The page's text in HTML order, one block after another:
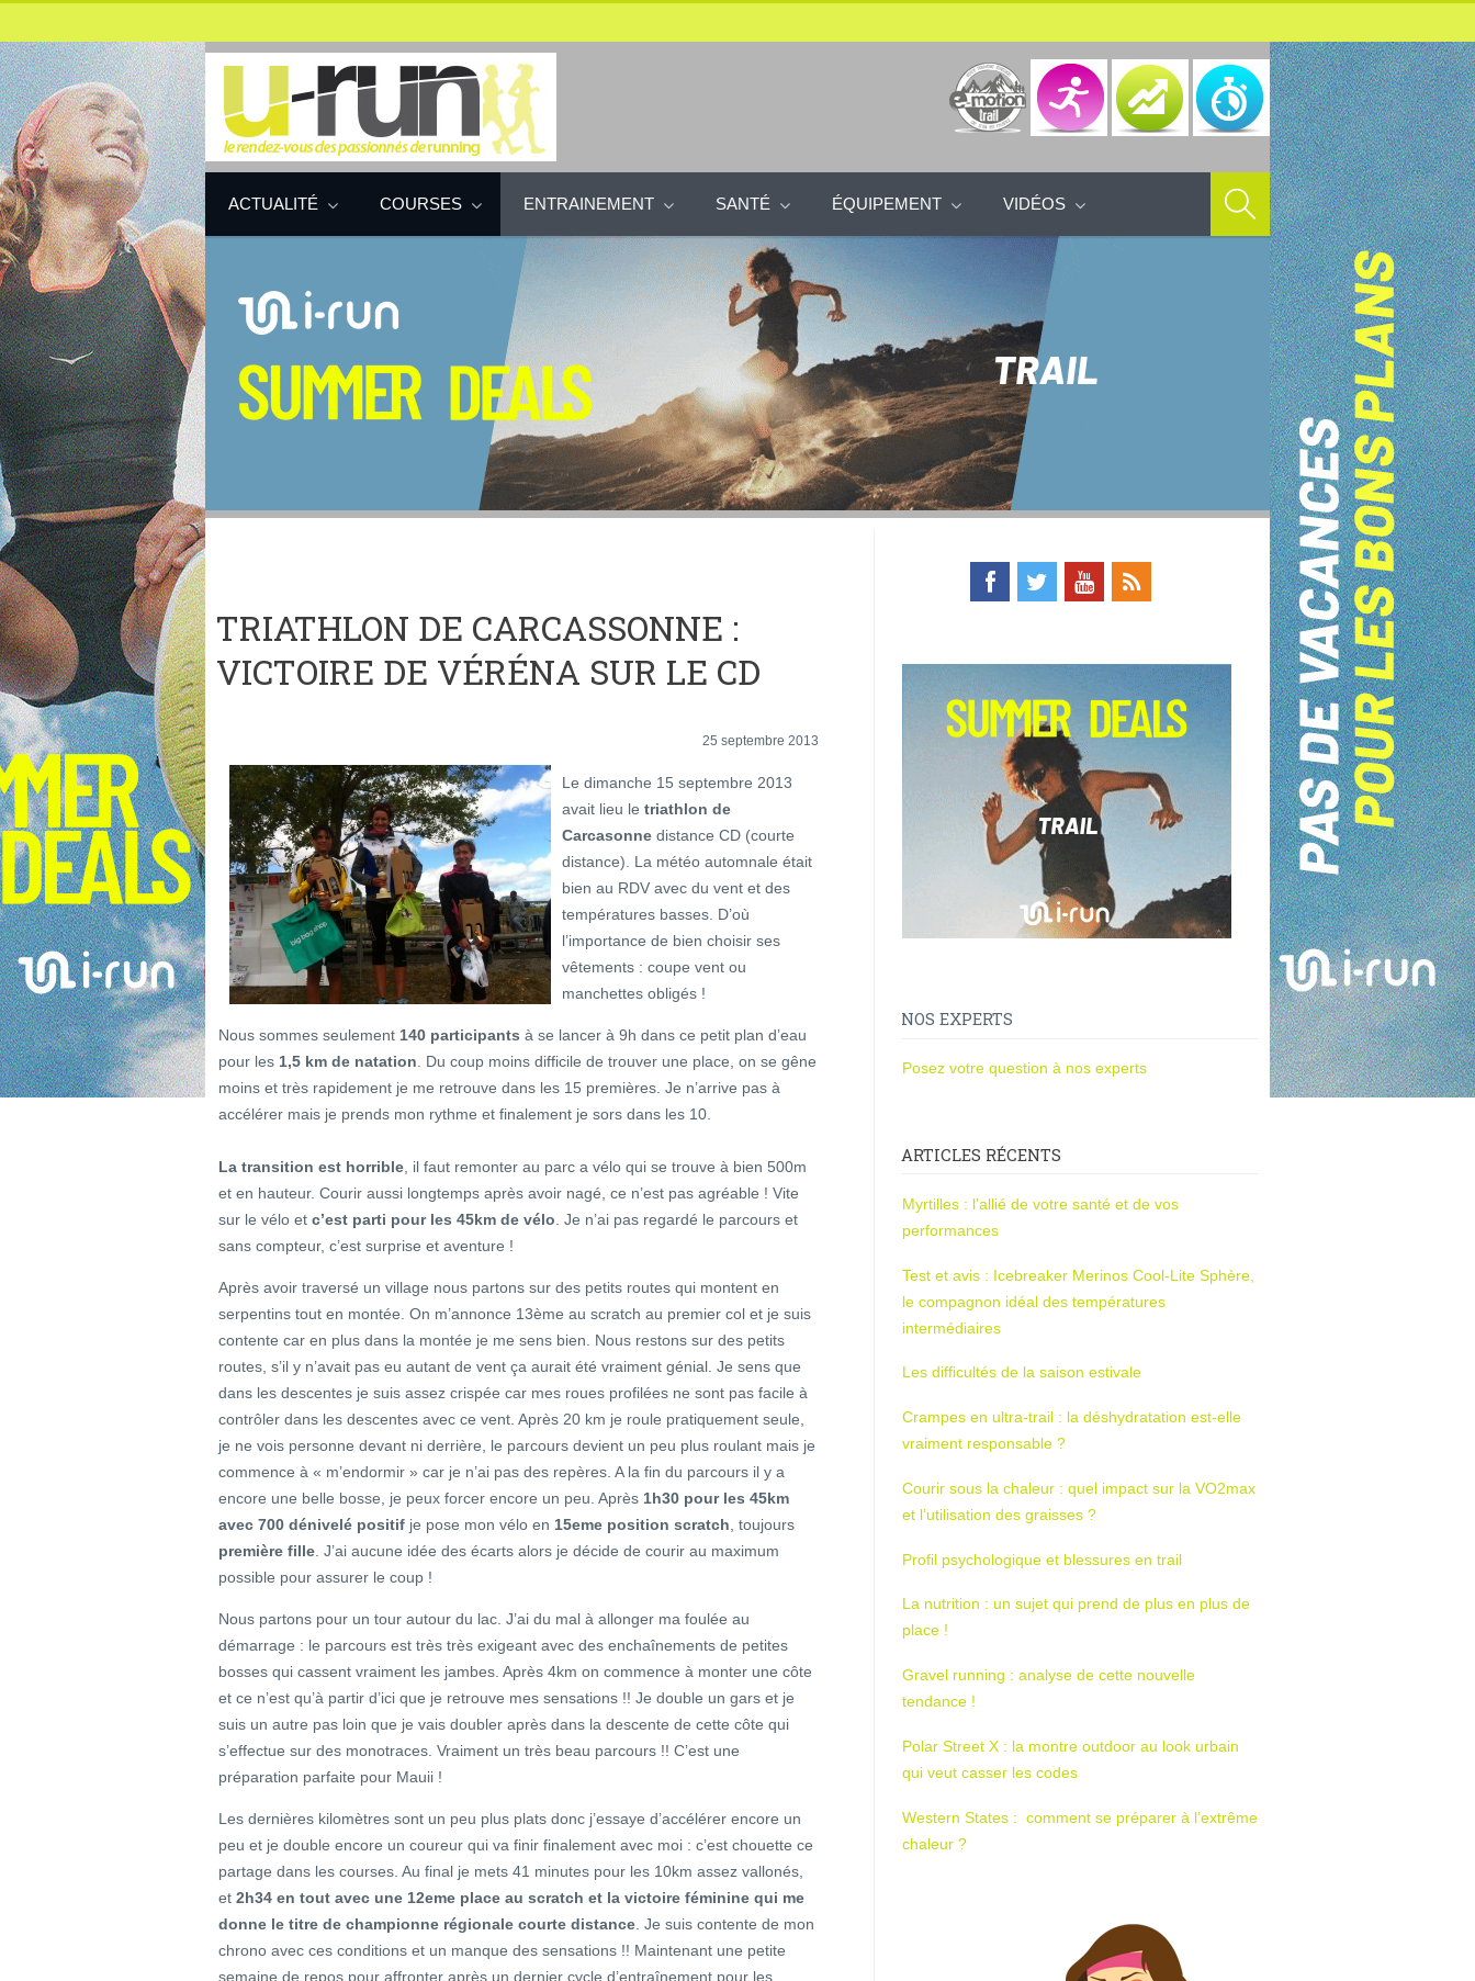
ACTUALITÉ COURSES ENTRAINEMENT SANTÉ ÉQUIPEMENT VIDÉOS
TRIATHLON DE CARCASSONNE :
VICTOIRE DE VÉRÉNA SUR LE CD
25 septembre 2013
Le dimanche 15 septembre 2013
avait lieu le triathlon de
Carcasonne distance CD (courte
distance). La météo automnale était
bien au RDV avec du vent et des
températures basses. D’où
l’importance de bien choisir ses
vêtements : coupe vent ou
manchettes obligés !
Nous sommes seulement 140 participants à se lancer à 9h dans ce petit plan d’eau
pour les 1,5 km de natation . Du coup moins difficile de trouver une place, on se gêne
moins et très rapidement je me retrouve dans les 15 premières. Je n’arrive pas à
accélérer mais je prends mon rythme et finalement je sors dans les 10.
La transition est horrible , il faut remonter au parc a vélo qui se trouve à bien 500m
et en hauteur. Courir aussi longtemps après avoir nagé, ce n’est pas agréable ! Vite
sur le vélo et c’est parti pour les 45km de vélo . Je n’ai pas regardé le parcours et
sans compteur, c’est surprise et aventure !
Après avoir traversé un village nous partons sur des petits routes qui montent en
serpentins tout en montée. On m’annonce 13ème au scratch au premier col et je suis
contente car en plus dans la montée je me sens bien. Nous restons sur des petits
routes, s’il y n’avait pas eu autant de vent ça aurait été vraiment génial. Je sens que
dans les descentes je suis assez crispée car mes roues profilées ne sont pas facile à
contrôler dans les descentes avec ce vent. Après 20 km je roule pratiquement seule,
je ne vois personne devant ni derrière, le parcours devient un peu plus roulant mais je
commence à « m’endormir » car je n’ai pas des repères. A la fin du parcours il y a
encore une belle bosse, je peux forcer encore un peu. Après 1h30 pour les 45km
avec 700 dénivelé positif je pose mon vélo en 15eme position scratch , toujours
première fille . J’ai aucune idée des écarts alors je décide de courir au maximum
possible pour assurer le coup !
Nous partons pour un tour autour du lac. J’ai du mal à allonger ma foulée au
démarrage : le parcours est très très exigeant avec des enchaînements de petites
bosses qui cassent vraiment les jambes. Après 4km on commence à monter une côte
et ce n’est qu’à partir d’ici que je retrouve mes sensations !! Je double un gars et je
suis un autre pas loin que je vais doubler après dans la descente de cette côte qui
s’effectue sur des monotraces. Vraiment un très beau parcours !! C’est une
préparation parfaite pour Mauii !
Les dernières kilomètres sont un peu plus plats donc j’essaye d’accélérer encore un
peu et je double encore un coureur qui va finir finalement avec moi : c’est chouette ce
partage dans les courses. Au final je mets 41 minutes pour les 10km assez vallonés,
et 2h34 en tout avec une 12eme place au scratch et la victoire féminine qui me
donne le titre de championne régionale courte distance . Je suis contente de mon
chrono avec ces conditions et un manque des sensations !! Maintenant une petite
semaine de repos pour affronter après un dernier cycle d’entraînement pour les
NOS EXPERTS
Posez votre question à nos experts
ARTICLES RÉCENTS
Myrtilles : l’allié de votre santé et de vos
performances
Test et avis : Icebreaker Merinos Cool-Lite Sphère,
le compagnon idéal des températures
intermédiaires
Les difficultés de la saison estivale
Crampes en ultra-trail : la déshydratation est-elle
vraiment responsable ?
Courir sous la chaleur : quel impact sur la VO2max
et l’utilisation des graisses ?
Profil psychologique et blessures en trail
La nutrition : un sujet qui prend de plus en plus de
place !
Gravel running : analyse de cette nouvelle
tendance !
Polar Street X : la montre outdoor au look urbain
qui veut casser les codes
Western States : comment se préparer à l’extrême
chaleur ?